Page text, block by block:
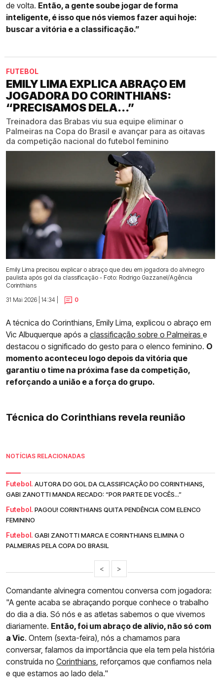
de volta. Então, a gente soube jogar de forma
inteligente, é isso que nós viemos fazer aqui hoje:
buscar a vitória e a classificação.”
FUTEBOL
EMILY LIMA EXPLICA ABRAÇO EM
JOGADORA DO CORINTHIANS:
“PRECISAMOS DELA...”
Treinadora das Brabas viu sua equipe eliminar o
Palmeiras na Copa do Brasil e avançar para as oitavas
da competição nacional do futebol feminino
Emily Lima precisou explicar o abraço que deu em jogadora do alvinegro
paulista após gol da classificação - Foto: Rodrigo Gazzanel/Agência
Corinthians
31 Mai 2026 | 14:34 |
0
A técnica do Corinthians, Emily Lima, explicou o abraço em
Vic Albuquerque após a classificação sobre o Palmeiras e
destacou o significado do gesto para o elenco feminino. O
momento aconteceu logo depois da vitória que
garantiu o time na próxima fase da competição,
reforçando a união e a força do grupo.
Técnica do Corinthians revela reunião
NOTÍCIAS RELACIONADAS
Futebol. AUTORA DO GOL DA CLASSIFICAÇÃO DO CORINTHIANS,
GABI ZANOTTI MANDA RECADO: “POR PARTE DE VOCÊS...”
Futebol. PAGOU! CORINTHIANS QUITA PENDÊNCIA COM ELENCO
FEMININO
Futebol. GABI ZANOTTI MARCA E CORINTHIANS ELIMINA O
PALMEIRAS PELA COPA DO BRASIL
< >
Comandante alvinegra comentou conversa com jogadora:
"A gente acaba se abraçando porque conhece o trabalho
do dia a dia. Só nós e as atletas sabemos o que vivemos
diariamente. Então, foi um abraço de alívio, não só com
a Vic. Ontem (sexta-feira), nós a chamamos para
conversar, falamos da importância que ela tem pela história
construída no Corinthians , reforçamos que confiamos nela
e que estamos ao lado dela."